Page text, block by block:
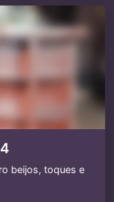
beijos, toques e